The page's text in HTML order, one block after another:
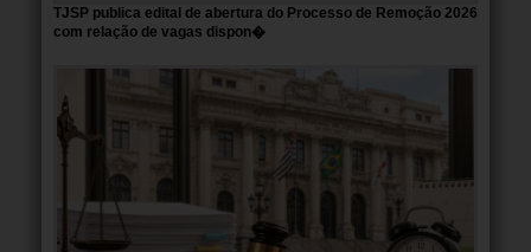
TJSP publica edital de abertura do Processo de Remoção 2026
com relação de vagas dispon�